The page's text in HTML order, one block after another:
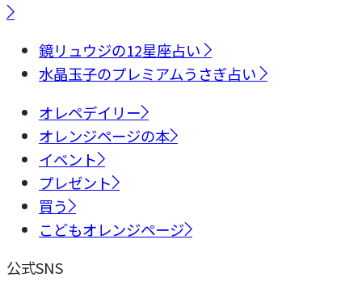
鏡リュウジの12星座占い
水晶玉子のプレミアムうさぎ占い
オレペデイリー
オレンジページの本
イベント
プレゼント
買う
こどもオレンジページ
公式SNS